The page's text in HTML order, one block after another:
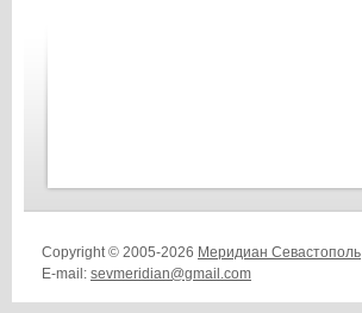
Copyright © 2005-2026 Меридиан Севастополь
E-mail: sevmeridian@gmail.com